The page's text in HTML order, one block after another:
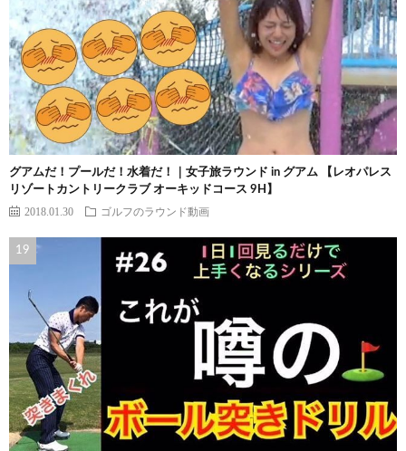
グアムだ！プールだ！水着だ！｜女子旅ラウンド in グアム 【レオパレス
リゾートカントリークラブ オーキッドコース 9H】
2018.01.30 ゴルフのラウンド動画